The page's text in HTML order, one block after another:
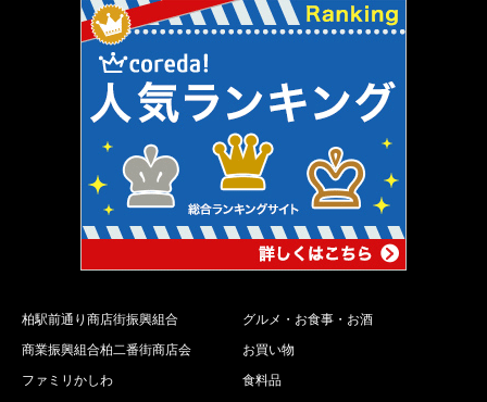
柏駅前通り商店街振興組合
商業振興組合柏二番街商店会
ファミリかしわ
グルメ・お食事・お酒
お買い物
食料品